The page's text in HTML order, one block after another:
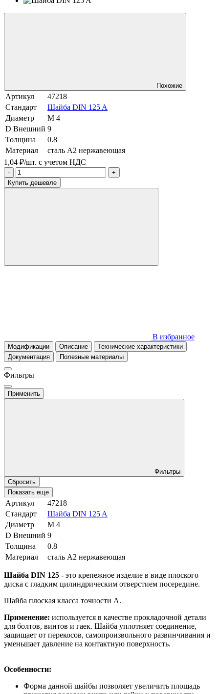
Похожие
Артикул
47218
Стандарт
Шайба DIN 125 A
Диаметр
М 4
D Внешний 9
Толщина
0.8
Материал
сталь A2 нержавеющая
1,04 ₽/шт. с учетом НДС
-
+
Купить дешевле
В избранное
Модификации Описание
Технические характеристики
Документация
Полезные материалы
Фильтры
Применить
Фильтры
Сбросить
Показать еще
Артикул
47218
Стандарт
Шайба DIN 125 A
Диаметр
М 4
D Внешний 9
Толщина
0.8
Материал
сталь A2 нержавеющая
Шайба DIN 125 - это крепежное изделие в виде плоского
диска с гладким цилиндрическим отверстием посередине.
Шайба плоская класса точности А.
Применение: используется в качестве прокладочной детали
для болтов, винтов и гаек. Шайба уплотняет соединение,
защищает от перекосов, самопроизвольного развинчивания и
уменьшает давление на контактную поверхность.
Особенности:
Форма данной шайбы позволяет увеличить площадь